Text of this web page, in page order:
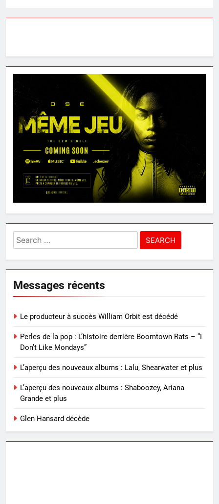
Search
for:
Messages récents
Le producteur à succès William Orbit est décédé
Perles de la pop : L’histoire derrière Boomtown Rats – “I
Don’t Like Mondays”
L’aperçu des nouveaux albums : Lalu, Shearwater et plus
L’aperçu des nouveaux albums : Shaboozey, Ariana
Grande et plus
Glen Hansard décède